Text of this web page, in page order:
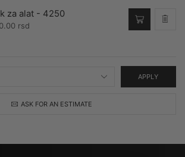
za alat - 4250
rsd
APPLY
ASK FOR AN ESTIMATE